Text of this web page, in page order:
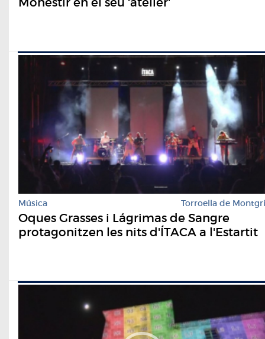
Música Torroella de Montgrí
Oques Grasses i Lágrimas de Sangre
protagonitzen les nits d'ÍTACA a l'Estartit